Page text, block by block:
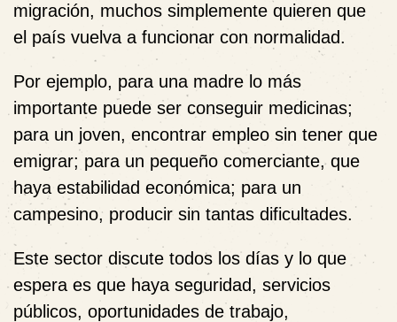
migración, muchos simplemente quieren que
el país vuelva a funcionar con normalidad.
Por ejemplo, para una madre lo más
importante puede ser conseguir medicinas;
para un joven, encontrar empleo sin tener que
emigrar; para un pequeño comerciante, que
haya estabilidad económica; para un
campesino, producir sin tantas dificultades.
Este sector discute todos los días y lo que
espera es que haya seguridad, servicios
públicos, oportunidades de trabajo,